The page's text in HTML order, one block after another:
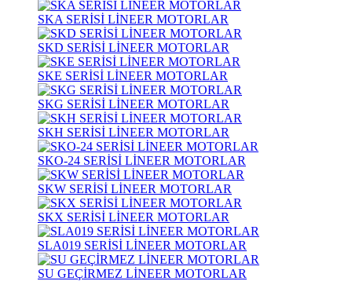
SKA SERİSİ LİNEER MOTORLAR
SKD SERİSİ LİNEER MOTORLAR
SKE SERİSİ LİNEER MOTORLAR
SKG SERİSİ LİNEER MOTORLAR
SKH SERİSİ LİNEER MOTORLAR
SKO-24 SERİSİ LİNEER MOTORLAR
SKW SERİSİ LİNEER MOTORLAR
SKX SERİSİ LİNEER MOTORLAR
SLA019 SERİSİ LİNEER MOTORLAR
SU GEÇİRMEZ LİNEER MOTORLAR